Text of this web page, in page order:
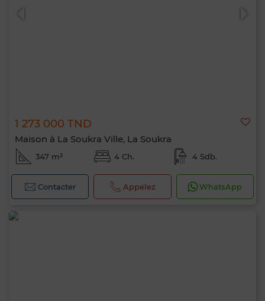
1 273 000 TND
Maison à La Soukra Ville, La Soukra
347 m² 4 Ch. 4 Sdb.
Contacter Appelez WhatsApp